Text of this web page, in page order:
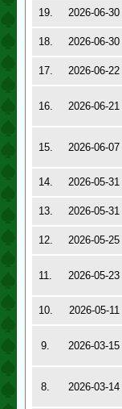
19.
2026-06-30
18.
2026-06-30
17.
2026-06-22
16. 2026-06-21
15. 2026-06-07
14. 2026-05-31
13.
2026-05-31
12.
2026-05-25
11. 2026-05-23
10. 2026-05-11
9. 2026-03-15
8. 2026-03-14